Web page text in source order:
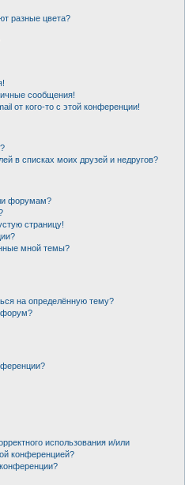
разные цвета?
сообщения!
от кого-то с этой конференции!
в списках моих друзей и недругов?
форумам?
страницу!
мной темы?
на определённую тему?
форум?
использования и/или
конференцией?